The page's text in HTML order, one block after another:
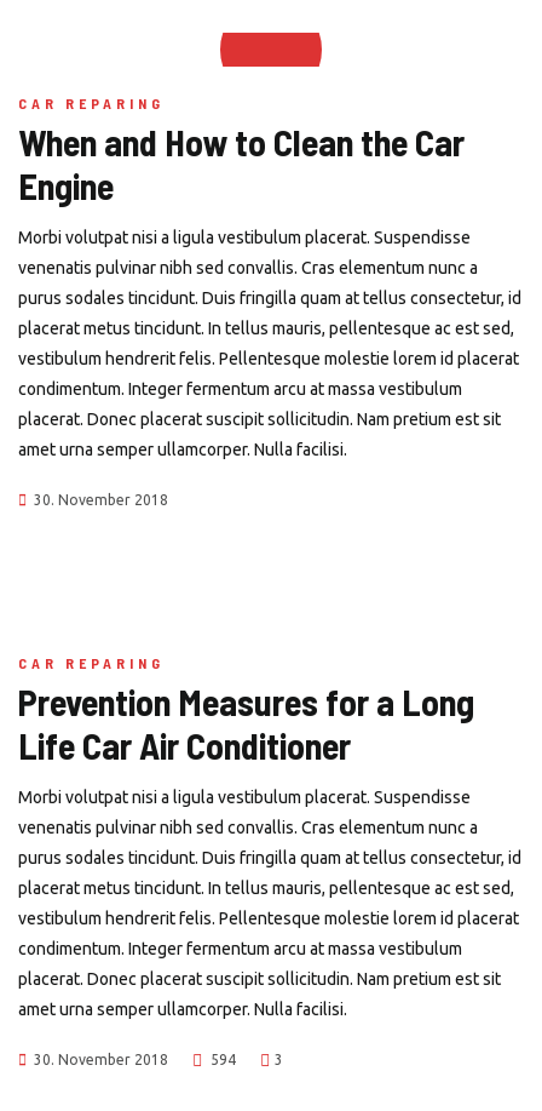
CAR REPARING
When and How to Clean the Car
Engine
Morbi volutpat nisi a ligula vestibulum placerat. Suspendisse
venenatis pulvinar nibh sed convallis. Cras elementum nunc a
purus sodales tincidunt. Duis fringilla quam at tellus consectetur, id
placerat metus tincidunt. In tellus mauris, pellentesque ac est sed,
vestibulum hendrerit felis. Pellentesque molestie lorem id placerat
condimentum. Integer fermentum arcu at massa vestibulum
placerat. Donec placerat suscipit sollicitudin. Nam pretium est sit
amet urna semper ullamcorper. Nulla facilisi.
30. November 2018
CAR REPARING
Prevention Measures for a Long
Life Car Air Conditioner
Morbi volutpat nisi a ligula vestibulum placerat. Suspendisse
venenatis pulvinar nibh sed convallis. Cras elementum nunc a
purus sodales tincidunt. Duis fringilla quam at tellus consectetur, id
placerat metus tincidunt. In tellus mauris, pellentesque ac est sed,
vestibulum hendrerit felis. Pellentesque molestie lorem id placerat
condimentum. Integer fermentum arcu at massa vestibulum
placerat. Donec placerat suscipit sollicitudin. Nam pretium est sit
amet urna semper ullamcorper. Nulla facilisi.
30. November 2018 594 3